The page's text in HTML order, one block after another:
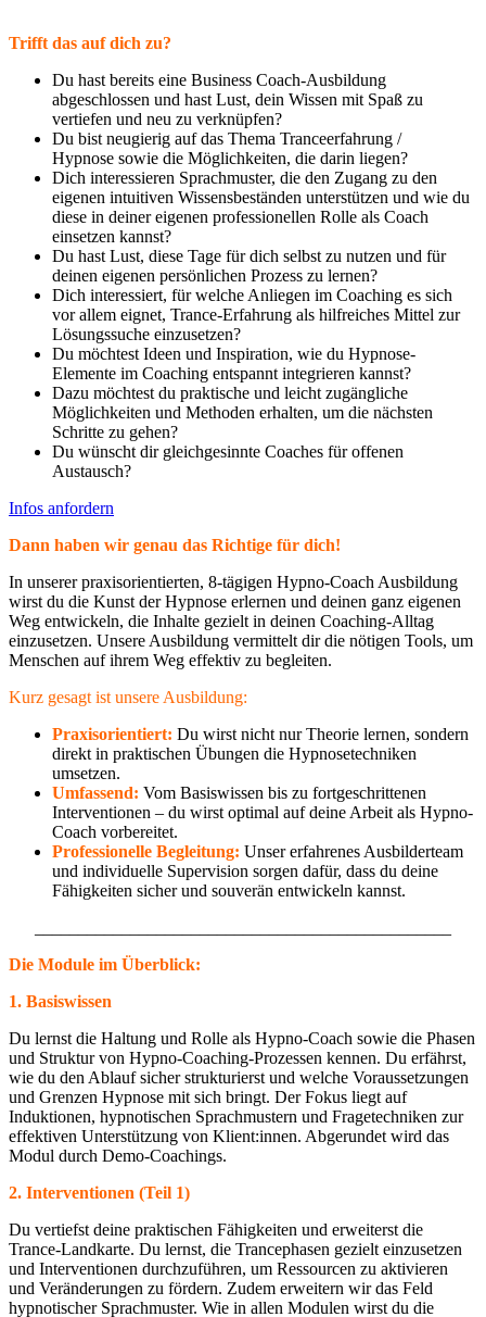
Trifft das auf dich zu?
Du hast bereits eine Business Coach-Ausbildung
abgeschlossen und hast Lust, dein Wissen mit Spaß zu
vertiefen und neu zu verknüpfen?
Du bist neugierig auf das Thema Tranceerfahrung /
Hypnose sowie die Möglichkeiten, die darin liegen?
Dich interessieren Sprachmuster, die den Zugang zu den
eigenen intuitiven Wissensbeständen unterstützen und wie du
diese in deiner eigenen professionellen Rolle als Coach
einsetzen kannst?
Du hast Lust, diese Tage für dich selbst zu nutzen und für
deinen eigenen persönlichen Prozess zu lernen?
Dich interessiert, für welche Anliegen im Coaching es sich
vor allem eignet, Trance-Erfahrung als hilfreiches Mittel zur
Lösungssuche einzusetzen?
Du möchtest Ideen und Inspiration, wie du Hypnose-
Elemente im Coaching entspannt integrieren kannst?
Dazu möchtest du praktische und leicht zugängliche
Möglichkeiten und Methoden erhalten, um die nächsten
Schritte zu gehen?
Du wünscht dir gleichgesinnte Coaches für offenen
Austausch?
Infos anfordern
Dann haben wir genau das Richtige für dich!
In unserer praxisorientierten, 8-tägigen Hypno-Coach Ausbildung
wirst du die Kunst der Hypnose erlernen und deinen ganz eigenen
Weg entwickeln, die Inhalte gezielt in deinen Coaching-Alltag
einzusetzen. Unsere Ausbildung vermittelt dir die nötigen Tools, um
Menschen auf ihrem Weg effektiv zu begleiten.
Kurz gesagt ist unsere Ausbildung:
Praxisorientiert: Du wirst nicht nur Theorie lernen, sondern
direkt in praktischen Übungen die Hypnosetechniken
umsetzen.
Umfassend: Vom Basiswissen bis zu fortgeschrittenen
Interventionen – du wirst optimal auf deine Arbeit als Hypno-
Coach vorbereitet.
Professionelle Begleitung: Unser erfahrenes Ausbilderteam
und individuelle Supervision sorgen dafür, dass du deine
Fähigkeiten sicher und souverän entwickeln kannst.
Die Module im Überblick:
1. Basiswissen
Du lernst die Haltung und Rolle als Hypno-Coach sowie die Phasen
und Struktur von Hypno-Coaching-Prozessen kennen. Du erfährst,
wie du den Ablauf sicher strukturierst und welche Voraussetzungen
und Grenzen Hypnose mit sich bringt. Der Fokus liegt auf
Induktionen, hypnotischen Sprachmustern und Fragetechniken zur
effektiven Unterstützung von Klient:innen. Abgerundet wird das
Modul durch Demo-Coachings.
2. Interventionen (Teil 1)
Du vertiefst deine praktischen Fähigkeiten und erweiterst die
Trance-Landkarte. Du lernst, die Trancephasen gezielt einzusetzen
und Interventionen durchzuführen, um Ressourcen zu aktivieren
und Veränderungen zu fördern. Zudem erweitern wir das Feld
hypnotischer Sprachmuster. Wie in allen Modulen wirst du die